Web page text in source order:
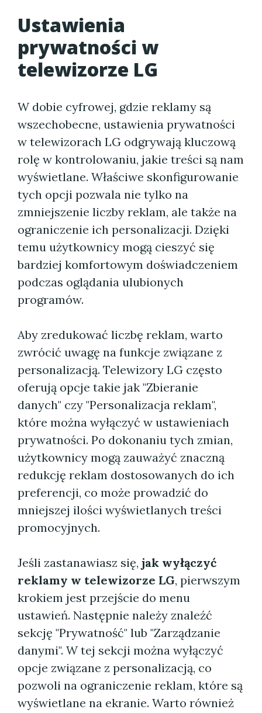
Ustawienia
prywatności w
telewizorze LG
W dobie cyfrowej, gdzie reklamy są
wszechobecne, ustawienia prywatności
w telewizorach LG odgrywają kluczową
rolę w kontrolowaniu, jakie treści są nam
wyświetlane. Właściwe skonfigurowanie
tych opcji pozwala nie tylko na
zmniejszenie liczby reklam, ale także na
ograniczenie ich personalizacji. Dzięki
temu użytkownicy mogą cieszyć się
bardziej komfortowym doświadczeniem
podczas oglądania ulubionych
programów.
Aby zredukować liczbę reklam, warto
zwrócić uwagę na funkcje związane z
personalizacją. Telewizory LG często
oferują opcje takie jak "Zbieranie
danych" czy "Personalizacja reklam",
które można wyłączyć w ustawieniach
prywatności. Po dokonaniu tych zmian,
użytkownicy mogą zauważyć znaczną
redukcję reklam dostosowanych do ich
preferencji, co może prowadzić do
mniejszej ilości wyświetlanych treści
promocyjnych.
Jeśli zastanawiasz się, jak wyłączyć
reklamy w telewizorze LG, pierwszym
krokiem jest przejście do menu
ustawień. Następnie należy znaleźć
sekcję "Prywatność" lub "Zarządzanie
danymi". W tej sekcji można wyłączyć
opcje związane z personalizacją, co
pozwoli na ograniczenie reklam, które są
wyświetlane na ekranie. Warto również